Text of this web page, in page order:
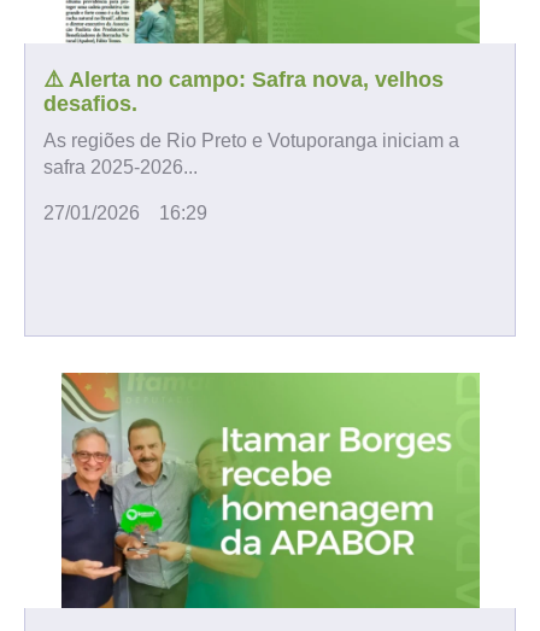
⚠️ Alerta no campo: Safra nova, velhos
desafios.
As regiões de Rio Preto e Votuporanga iniciam a
safra 2025-2026...
27/01/2026 16:29